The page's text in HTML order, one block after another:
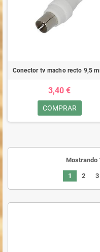
Conector tv macho recto 9,5
3,40 €
COMPRAR
Mostrando
1 2 3